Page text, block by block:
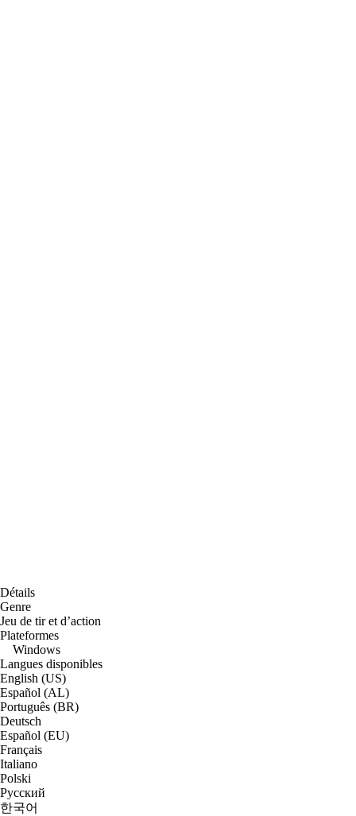
Détails
Genre
Jeu de tir et d’action
Plateformes
Windows
Langues disponibles
English (US)
Español (AL)
Português (BR)
Deutsch
Español (EU)
Français
Italiano
Polski
Русский
한국어